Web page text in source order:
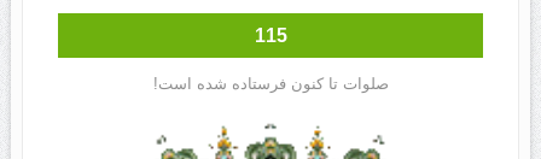
115
صلوات تا کنون فرستاده شده است!